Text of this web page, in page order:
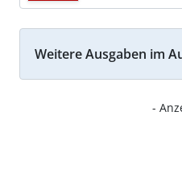
Weitere Ausgaben im
-